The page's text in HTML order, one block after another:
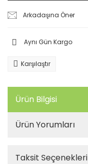
Arkadaşına Öner
Aynı Gün Kargo
Karşılaştır
Ürün Bilgisi
Ürün Yorumları
Taksit Seçenekleri